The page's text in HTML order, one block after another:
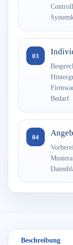
03
Bedarf.
04
Beschreibung